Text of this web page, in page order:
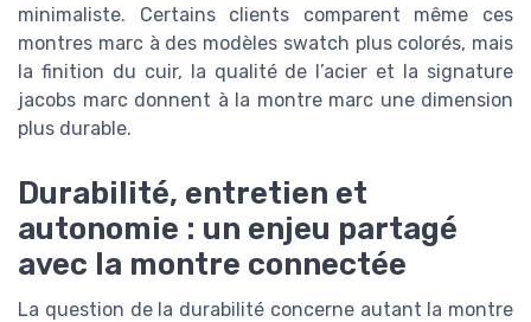
minimaliste. Certains clients comparent même ces
montres marc à des modèles swatch plus colorés, mais
la finition du cuir, la qualité de l’acier et la signature
jacobs marc donnent à la montre marc une dimension
plus durable.
Durabilité, entretien et
autonomie : un enjeu partagé
avec la montre connectée
La question de la durabilité concerne autant la montre